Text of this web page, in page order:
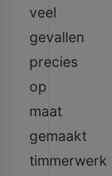
veel
gevallen
precies
op
maat
gemaakt
timmerwerk